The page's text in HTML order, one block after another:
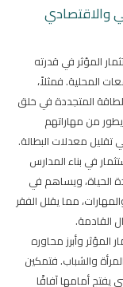
والاقتصادي
المؤثر في قدرته
المحلية. فمثلاً،
المتجددة في خلق
من مهاراتهم
تقليل معدلات البطالة.
في بناء المدارس
الحياة، ويساهم في
مما يقلل الفقر
القادمة.
المؤثر وأبرز محاوره
والشباب. فتمكين
يفتح أمامها آفاقًا